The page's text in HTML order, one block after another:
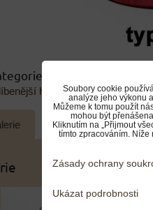
hračky Avengers
Soubory cookie
analýze jeho výkonu
Můžeme k tomu použít
mohou být
Kliknutím na „Přijmout
tímto zpracováním.
Zásady ochrany
Ukázat podrobnosti